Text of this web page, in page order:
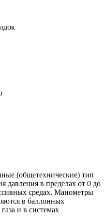
(общетехнические) тип
давления в пределах от 0 до
средах. Манометры
в баллонных
и в системах